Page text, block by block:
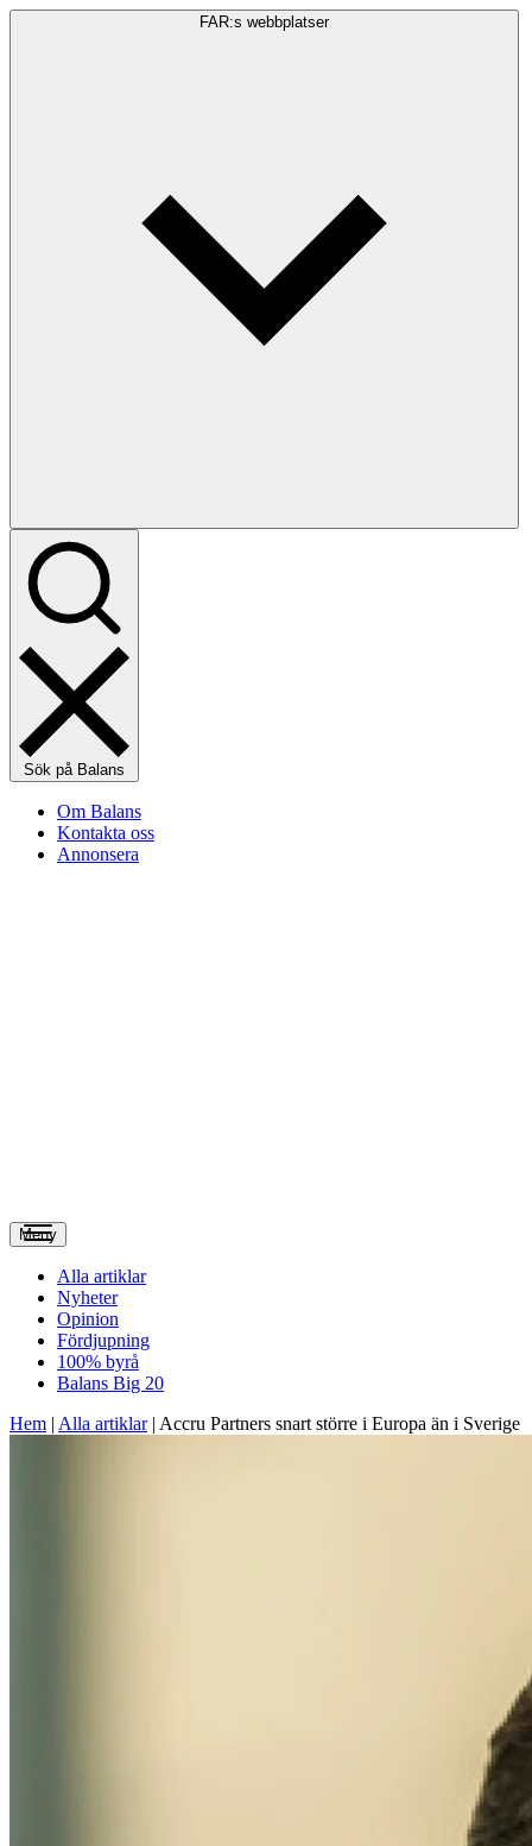
FAR:s webbplatser
Sök på Balans
Om Balans
Kontakta oss
Annonsera
Meny
Alla artiklar
Nyheter
Opinion
Fördjupning
100% byrå
Balans Big 20
Hem | Alla artiklar| Accru Partners snart större i Europa än i Sverige